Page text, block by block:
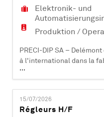
Elektronik- und
Produktion /
PRECI-DIP SA –
à l'international dans la
composants électroniques
connecteurs). Certifiée
9100 et IATF 16949, elle
collaborateurs et est
industriels, aéronautiques,
...
15/07/2026
Régleurs H/F